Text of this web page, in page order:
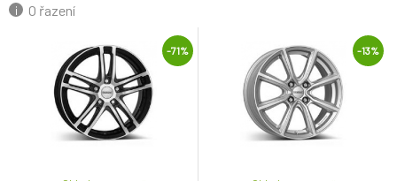
O řazení
-71% -13%